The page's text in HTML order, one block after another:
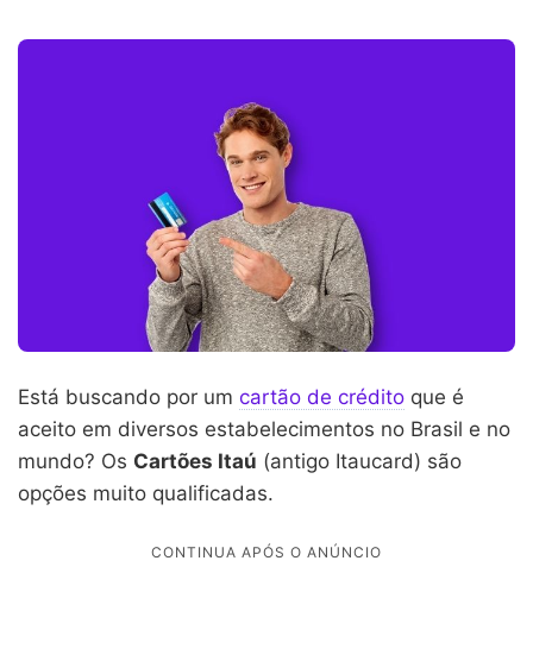
Está buscando por um cartão de crédito que é
aceito em diversos estabelecimentos no Brasil e no
mundo? Os Cartões Itaú (antigo Itaucard) são
opções muito qualificadas.